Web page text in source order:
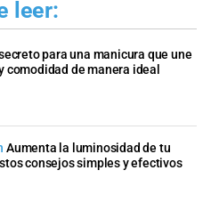
leer:
para una manicura que une
comodidad de manera ideal
Aumenta la luminosidad de tu
consejos simples y efectivos